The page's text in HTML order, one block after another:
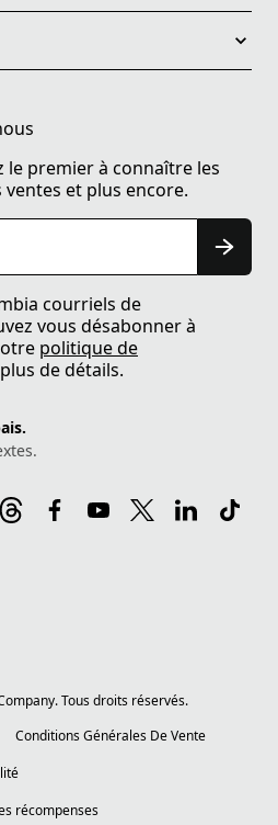
le premier à connaître les
et plus encore.
courriels de
vous désabonner à
politique de
de détails.
Tous droits réservés.
Conditions Générales De Vente
récompenses